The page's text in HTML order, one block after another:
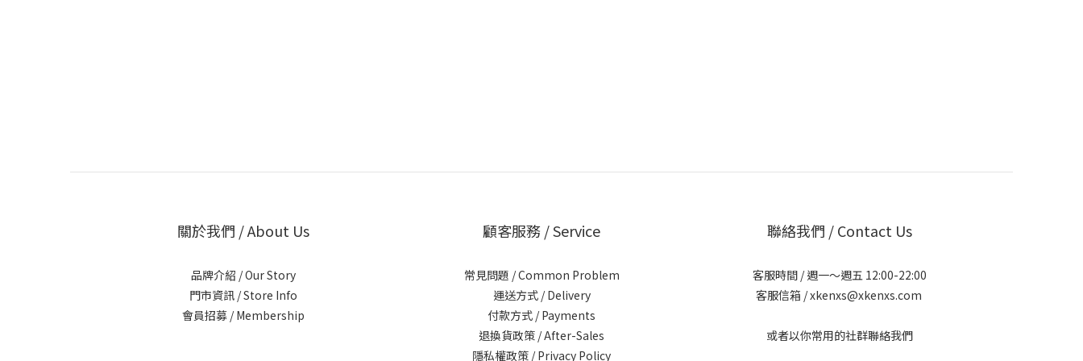
關於我們 / About Us
品牌介紹 / Our Story
門市資訊 / Store Info
會員招募 / Membership
顧客服務 / Service
常見問題 / Common Problem
運送方式 / Delivery
付款方式 / Payments
退換貨政策 / After-Sales
隱私權政策 / Privacy Policy
聯絡我們 / Contact Us
客服時間 / 週一～週五 12:00-22:00
客服信箱 / xkenxs@xkenxs.com
或者以你常用的社群聯絡我們